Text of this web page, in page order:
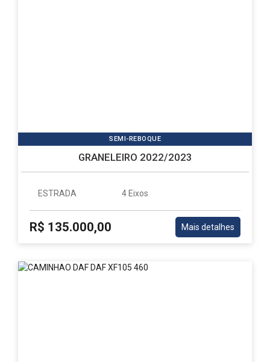
SEMI-REBOQUE
GRANELEIRO 2022/2023
ESTRADA 4 Eixos
R$ 135.000,00 Mais detalhes